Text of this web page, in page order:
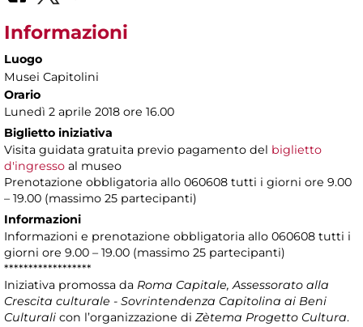
Informazioni
Luogo
Musei Capitolini
Orario
Lunedì 2 aprile 2018 ore 16.00
Biglietto iniziativa
Visita guidata gratuita previo pagamento del biglietto
d'ingresso al museo
Prenotazione obbligatoria allo 060608 tutti i giorni ore 9.00
– 19.00 (massimo 25 partecipanti)
Informazioni
Informazioni e prenotazione obbligatoria allo 060608 tutti i
giorni ore 9.00 – 19.00 (massimo 25 partecipanti)
******************
Iniziativa promossa da Roma Capitale, Assessorato alla
Crescita culturale - Sovrintendenza Capitolina ai Beni
Culturali con l’organizzazione di Zètema Progetto Cultura.